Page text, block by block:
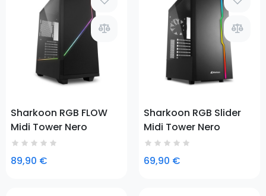
Sharkoon RGB FLOW
Midi Tower Nero
89,90 €
Prezzo
Sharkoon RGB Slider
Midi Tower Nero
69,90 €